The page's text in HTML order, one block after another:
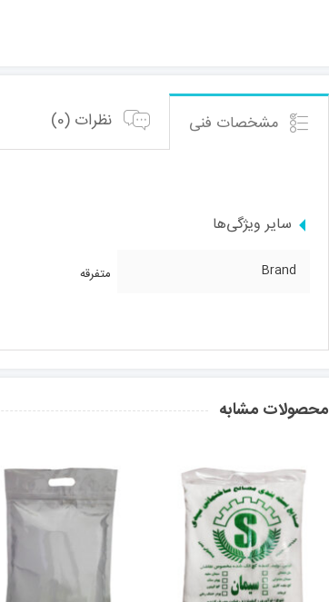
مشخصات فنی نظرات (0)
سایر ویژگی‌ها
Brand متفرقه
محصولات مشابه